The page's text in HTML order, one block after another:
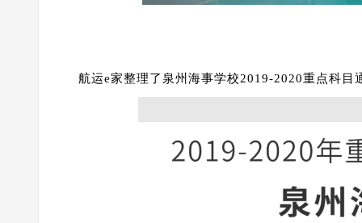
航运e家整理了泉州海事学校2019-2020重点科目